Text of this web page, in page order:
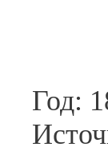
Год: